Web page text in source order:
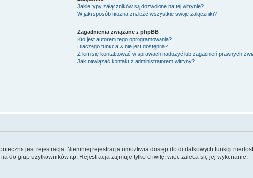
Jakie typy załączników są dozwolone na tej witrynie?
W jaki sposób można znaleźć wszystkie swoje załączniki?
Zagadnienia związane z phpBB
Kto jest autorem tego oprogramowania?
Dlaczego funkcja X nie jest dostępna?
Z kim się kontaktować w sprawach nadużyć lub zagadnień prawnych
Jak nawiązać kontakt z administratorem witryny?
jest rejestracja. Niemniej rejestracja umożliwia dostęp do dodatkowych funkcji
do grup użytkowników itp. Rejestracja zajmuje tylko chwilę, więc zaleca się jej wykonanie.